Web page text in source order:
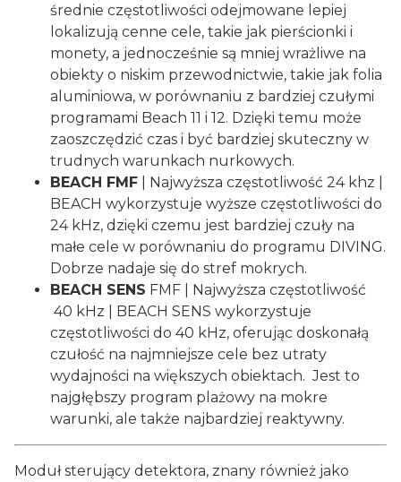
średnie częstotliwości odejmowane lepiej
lokalizują cenne cele, takie jak pierścionki i
monety, a jednocześnie są mniej wrażliwe na
obiekty o niskim przewodnictwie, takie jak folia
aluminiowa, w porównaniu z bardziej czułymi
programami Beach 11 i 12. Dzięki temu może
zaoszczędzić czas i być bardziej skuteczny w
trudnych warunkach nurkowych.
BEACH FMF | Najwyższa częstotliwość 24 khz |
BEACH wykorzystuje wyższe częstotliwości do
24 kHz, dzięki czemu jest bardziej czuły na
małe cele w porównaniu do programu DIVING.
Dobrze nadaje się do stref mokrych.
BEACH SENS FMF | Najwyższa częstotliwość
40 kHz | BEACH SENS wykorzystuje
częstotliwości do 40 kHz, oferując doskonałą
czułość na najmniejsze cele bez utraty
wydajności na większych obiektach. Jest to
najgłębszy program plażowy na mokre
warunki, ale także najbardziej reaktywny.
Moduł sterujący detektora, znany również jako